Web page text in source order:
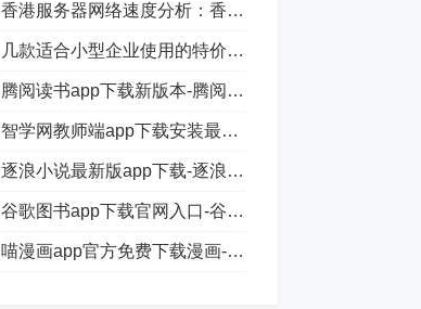
香港服务器网络速度分析：香港云服务器真的慢吗？
几款适合小型企业使用的特价香港服务器配置推荐
腾阅读书app下载新版本-腾阅读书正式版安卓手机版下载
智学网教师端app下载安装最新版-智学网教师端手机版下载
逐浪小说最新版app下载-逐浪小说正式版免费手机下载安装
谷歌图书app下载官网入口-谷歌图书正版免费下载安装
喵漫画app官方免费下载漫画-喵漫画正式版在线阅读安卓下载